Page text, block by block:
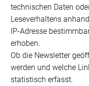
technischen Daten
Leseverhaltens
IP-Adresse
erhoben.
Ob die Newsletter
werden und welche
statistisch erfasst.